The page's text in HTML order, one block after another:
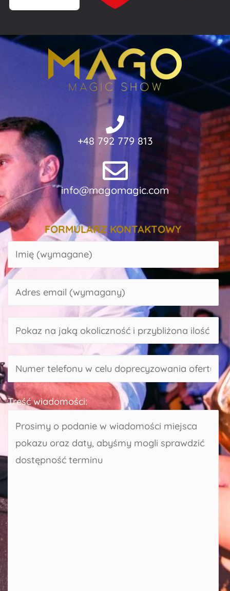
+48 792 779 813
info@magomagic.com
FORMULARZ KONTAKTOWY
Treść wiadomości: